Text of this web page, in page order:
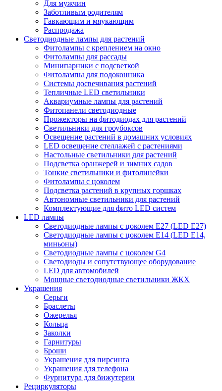
Для мужчин
Заботливым родителям
Гавкающим и мяукающим
Распродажа
Светодиодные лампы для растений
Фитолампы с креплением на окно
Фитолампы для рассады
Минипарники с подсветкой
Фитолампы для подоконника
Системы досвечивания растений
Тепличные LED светильники
Аквариумные лампы для растений
Фитопанели светодиодные
Прожекторы на фитодиодах для растений
Светильники для гроубоксов
Освещение растений в домашних условиях
LED освещение стеллажей с растениями
Настольные светильники для растений
Подсветка оранжерей и зимних садов
Тонкие светильники и фитолинейки
Фитолампы с цоколем
Подсветка растений в крупных горшках
Автономные светильники для растений
Комплектующие для фито LED систем
LED лампы
Светодиодные лампы с цоколем Е27 (LED E27)
Светодиодные лампы с цоколем Е14 (LED E14,
миньоны)
Светодиодные лампы с цоколем G4
Светодиоды и сопутствующее оборудование
LED для автомобилей
Мощные светодиодные светильники ЖКХ
Украшения
Серьги
Браслеты
Ожерелья
Кольца
Заколки
Гарнитуры
Броши
Украшения для пирсинга
Украшения для телефона
Фурнитура для бижутерии
Рециркуляторы